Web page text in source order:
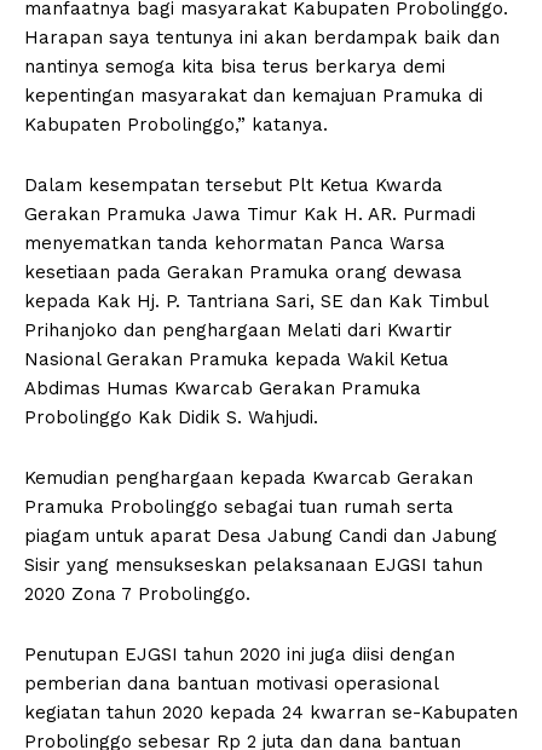
manfaatnya bagi masyarakat Kabupaten Probolinggo.
Harapan saya tentunya ini akan berdampak baik dan
nantinya semoga kita bisa terus berkarya demi
kepentingan masyarakat dan kemajuan Pramuka di
Kabupaten Probolinggo,” katanya.
Dalam kesempatan tersebut Plt Ketua Kwarda
Gerakan Pramuka Jawa Timur Kak H. AR. Purmadi
menyematkan tanda kehormatan Panca Warsa
kesetiaan pada Gerakan Pramuka orang dewasa
kepada Kak Hj. P. Tantriana Sari, SE dan Kak Timbul
Prihanjoko dan penghargaan Melati dari Kwartir
Nasional Gerakan Pramuka kepada Wakil Ketua
Abdimas Humas Kwarcab Gerakan Pramuka
Probolinggo Kak Didik S. Wahjudi.
Kemudian penghargaan kepada Kwarcab Gerakan
Pramuka Probolinggo sebagai tuan rumah serta
piagam untuk aparat Desa Jabung Candi dan Jabung
Sisir yang mensukseskan pelaksanaan EJGSI tahun
2020 Zona 7 Probolinggo.
Penutupan EJGSI tahun 2020 ini juga diisi dengan
pemberian dana bantuan motivasi operasional
kegiatan tahun 2020 kepada 24 kwarran se-Kabupaten
Probolinggo sebesar Rp 2 juta dan dana bantuan